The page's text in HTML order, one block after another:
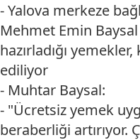
- Yalova merkeze
Mehmet Emin
hazırladığı
ediliyor
- Muhtar Baysal:
- "Ücretsiz yemek
beraberliği